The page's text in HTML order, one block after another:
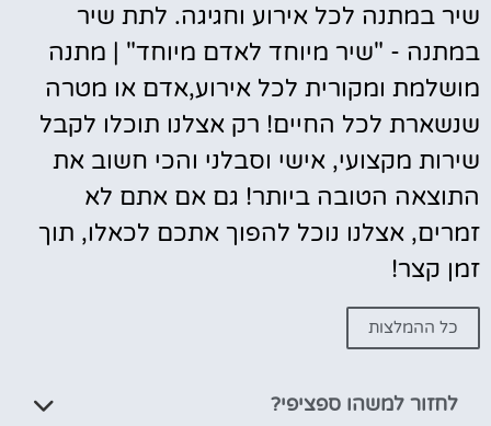
שיר במתנה לכל אירוע וחגיגה. לתת שיר
במתנה - "שיר מיוחד לאדם מיוחד" | מתנה
מושלמת ומקורית לכל אירוע,אדם או מטרה
שנשארת לכל החיים! רק אצלנו תוכלו לקבל
שירות מקצועי, אישי וסבלני והכי חשוב את
התוצאה הטובה ביותר! גם אם אתם לא
זמרים, אצלנו נוכל להפוך אתכם לכאלו, תוך
זמן קצר!
כל ההמלצות
לחזור למשהו ספציפי?